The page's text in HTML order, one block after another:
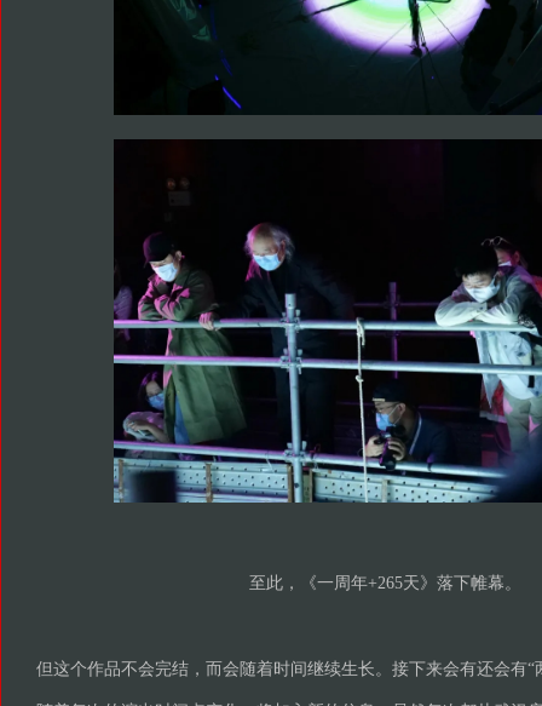
至此，《一周年+265天》落下帷幕。
但这个作品不会完结，而会随着时间继续生长。接下来会有还会有
随着每次的演出时间点变化，将加入新的信息；虽然每次都从武汉
在疫情下的状况。因此， “武汉”将只是一个引发人们思考的象征
我们还能回到2020之前的世界吗？